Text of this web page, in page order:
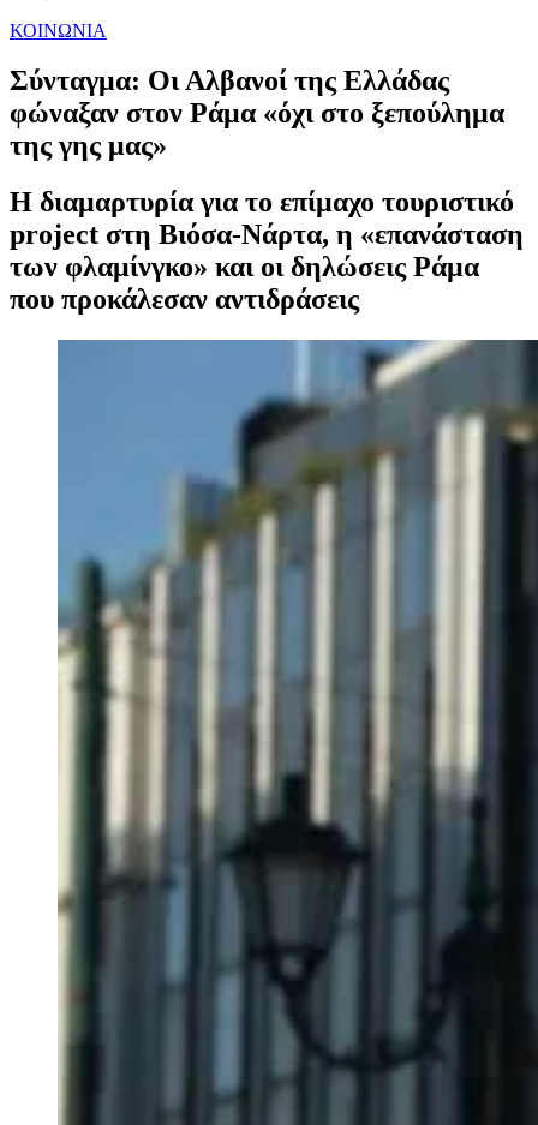
ΚΟΙΝΩΝΙΑ
Σύνταγμα: Οι Αλβανοί της Ελλάδας
φώναξαν στον Ράμα «όχι στο ξεπούλημα
της γης μας»
Η διαμαρτυρία για το επίμαχο τουριστικό
project στη Βιόσα-Νάρτα, η «επανάσταση
των φλαμίνγκο» και οι δηλώσεις Ράμα
που προκάλεσαν αντιδράσεις